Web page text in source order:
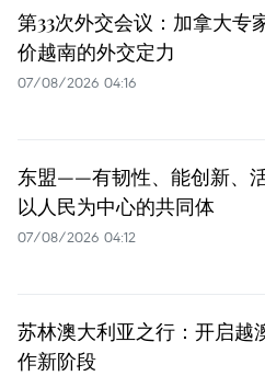
第33次外交会议：加拿大专
价越南的外交定力
07/08/2026 04:16
东盟——有韧性、能创新、
以人民为中心的共同体
07/08/2026 04:12
苏林澳大利亚之行：开启越
作新阶段